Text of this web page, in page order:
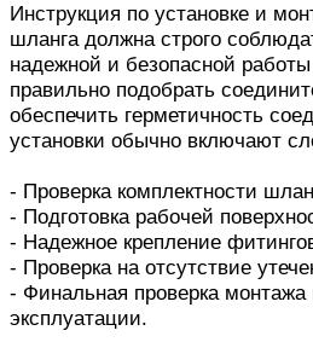
Инструкция по установке и
шланга должна строго
надежной и безопасной
правильно подобрать
обеспечить герметичность
установки обычно включают
- Проверка комплектности
- Подготовка рабочей
- Надежное крепление
- Проверка на отсутствие
- Финальная проверка
эксплуатации.